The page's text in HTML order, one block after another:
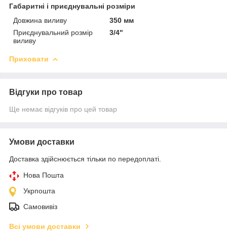
Габаритні і приєднувальні розміри
Довжина виливу
350 мм
Приєднувальний розмір
виливу
3/4"
Приховати
Відгуки про товар
Ще немає відгуків про цей товар
Умови доставки
Доставка здійснюється тільки по передоплаті.
Нова Пошта
Укрпошта
Самовивіз
Всі умови доставки